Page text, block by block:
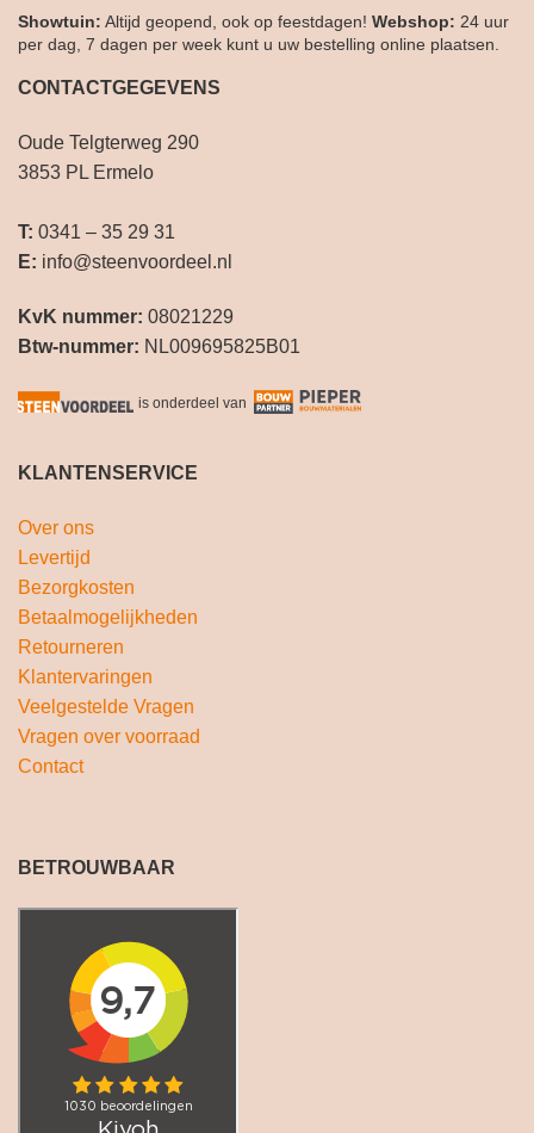
Showtuin: Altijd geopend, ook op feestdagen! Webshop: 24 uur
per dag, 7 dagen per week kunt u uw bestelling online plaatsen.
CONTACTGEGEVENS
Oude Telgterweg 290
3853 PL Ermelo
T: 0341 – 35 29 31
E: info@steenvoordeel.nl
KvK nummer: 08021229
Btw-nummer: NL009695825B01
is onderdeel van
KLANTENSERVICE
Over ons
Levertijd
Bezorgkosten
Betaalmogelijkheden
Retourneren
Klantervaringen
Veelgestelde Vragen
Vragen over voorraad
Contact
BETROUWBAAR